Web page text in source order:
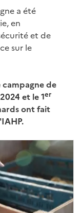
a été
en
et de
sur le
de
et le 1er
ont fait